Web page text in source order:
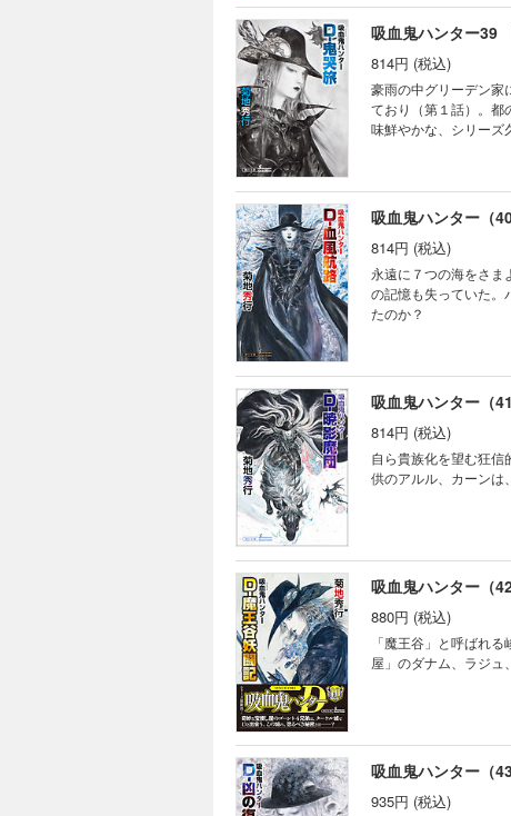
吸血鬼ハンター39
814円 (税込)
豪雨の中グリーデン家
ており（第１話）。
味鮮やかな、シリーズ
吸血鬼ハンター（
814円 (税込)
永遠に７つの海をさま
の記憶も失っていた。
たのか？
吸血鬼ハンター（
814円 (税込)
自ら貴族化を望む狂
供のアルル、カーン
吸血鬼ハンター（
880円 (税込)
「魔王谷」と呼ばれ
屋」のダナム、ラジュ
吸血鬼ハンター（
935円 (税込)